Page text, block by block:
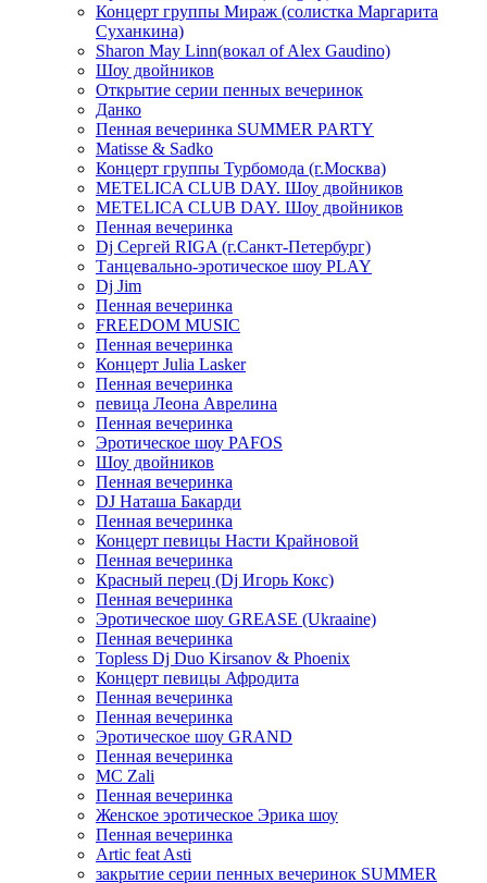
Концерт группы Мираж (солистка Маргарита
Суханкина)
Sharon May Linn(вокал of Alex Gaudino)
Шоу двойников
Открытие серии пенных вечеринок
Данко
Пенная вечеринка SUMMER PARTY
Matisse & Sadko
Концерт группы Турбомода (г.Москва)
METELICA CLUB DAY. Шоу двойников
METELICA CLUB DAY. Шоу двойников
Пенная вечеринка
Dj Сергей RIGA (г.Санкт-Петербург)
Танцевально-эротическое шоу PLAY
Dj Jim
Пенная вечеринка
FREEDOM MUSIC
Пенная вечеринка
Концерт Julia Lasker
Пенная вечеринка
певица Леона Аврелина
Пенная вечеринка
Эротическое шоу PAFOS
Шоу двойников
Пенная вечеринка
DJ Наташа Бакарди
Пенная вечеринка
Концерт певицы Насти Крайновой
Пенная вечеринка
Красный перец (Dj Игорь Кокс)
Пенная вечеринка
Эротическое шоу GREASE (Ukraaine)
Пенная вечеринка
Topless Dj Duo Kirsanov & Phoenix
Концерт певицы Афродита
Пенная вечеринка
Пенная вечеринка
Эротическое шоу GRAND
Пенная вечеринка
MC Zali
Пенная вечеринка
Женское эротическое Эрика шоу
Пенная вечеринка
Artic feat Asti
закрытие серии пенных вечеринок SUMMER